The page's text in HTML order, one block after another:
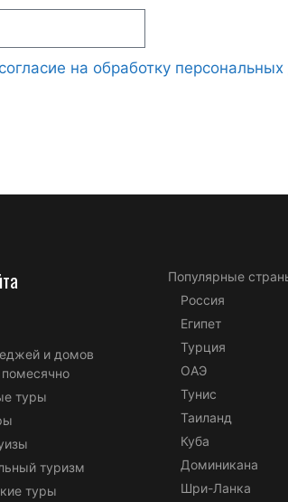
согласие на обработку
и домов
помесячно
туры
туризм
туры
Популярные
Россия
Египет
Турция
ОАЭ
Тунис
Таиланд
Куба
Доминикана
Шри-Ланка